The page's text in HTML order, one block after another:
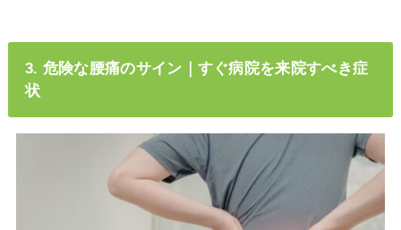
3. 危険な腰痛のサイン｜すぐ病院を来院すべき症
状